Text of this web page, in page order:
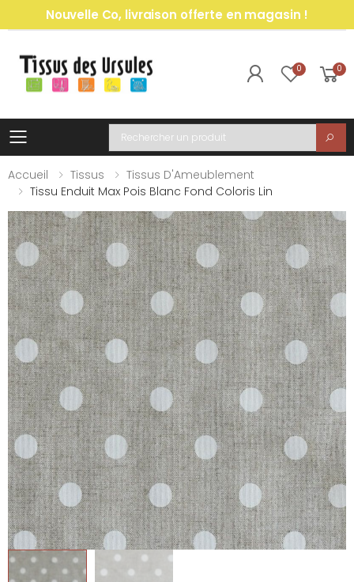
Nouvelle Co, livraison offerte en magasin !
0 0
Toggle mobile menu
Recherche
Accueil
Tissus
Tissus D'Ameublement
Tissu Enduit Max Pois Blanc Fond Coloris Lin